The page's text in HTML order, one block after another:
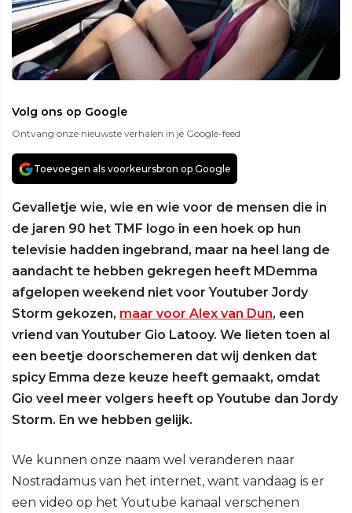
Volg ons op Google
Ontvang onze nieuwste verhalen in je Google-feed
Toevoegen als voorkeursbron op Google
Gevalletje wie, wie en wie voor de mensen die in
de jaren 90 het TMF logo in een hoek op hun
televisie hadden ingebrand, maar na heel lang de
aandacht te hebben gekregen heeft MDemma
afgelopen weekend niet voor Youtuber Jordy
Storm gekozen, maar voor Alex van Dun, een
vriend van Youtuber Gio Latooy. We lieten toen al
een beetje doorschemeren dat wij denken dat
spicy Emma deze keuze heeft gemaakt, omdat
Gio veel meer volgers heeft op Youtube dan Jordy
Storm. En we hebben gelijk.
We kunnen onze naam wel veranderen naar
Nostradamus van het internet, want vandaag is er
een video op het Youtube kanaal verschenen